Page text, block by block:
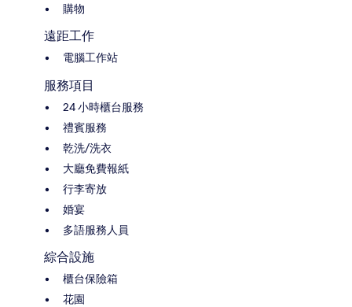
購物
遠距工作
電腦工作站
服務項目
24 小時櫃台服務
禮賓服務
乾洗/洗衣
大廳免費報紙
行李寄放
婚宴
多語服務人員
綜合設施
櫃台保險箱
花園